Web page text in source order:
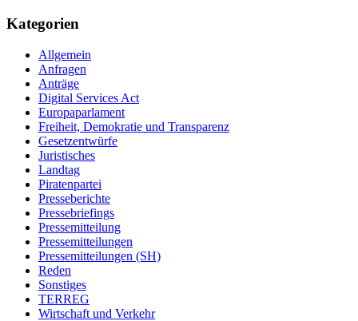
Kategorien
Allgemein
Anfragen
Anträge
Digital Services Act
Europaparlament
Freiheit, Demokratie und Transparenz
Gesetzentwürfe
Juristisches
Landtag
Piratenpartei
Presseberichte
Pressebriefings
Pressemitteilung
Pressemitteilungen
Pressemitteilungen (SH)
Reden
Sonstiges
TERREG
Wirtschaft und Verkehr